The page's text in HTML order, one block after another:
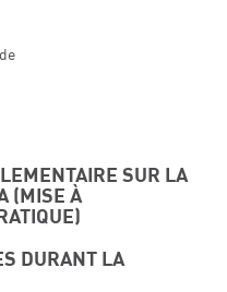
SUR LA
(MISE À
DURANT LA